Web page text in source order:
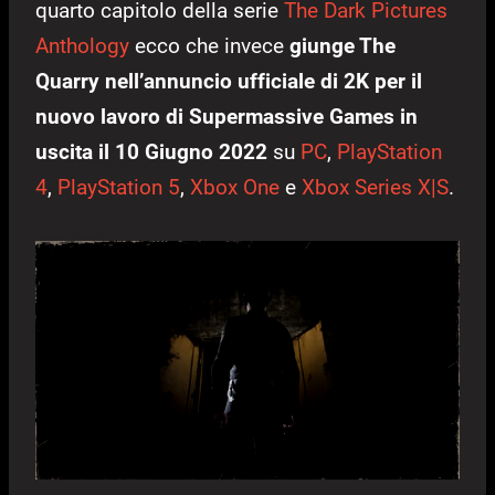
quarto capitolo della serie The Dark Pictures
Anthology ecco che invece giunge The
Quarry nell’annuncio ufficiale di 2K per il
nuovo lavoro di Supermassive Games in
uscita il 10 Giugno 2022 su PC, PlayStation
4, PlayStation 5, Xbox One e Xbox Series X|S.